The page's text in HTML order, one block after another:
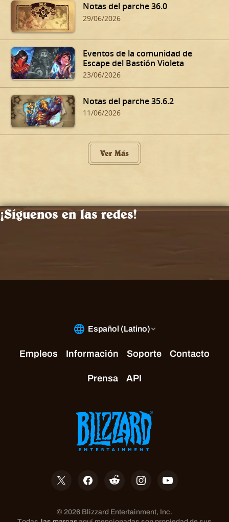
Notas del parche 36.0
29/06/2026
Eventos de la comunidad de
Escape del Bastión Violeta
23/06/2026
Notas del parche 35.6.2
11/06/2026
Ver Más
¡Síguenos en las redes!